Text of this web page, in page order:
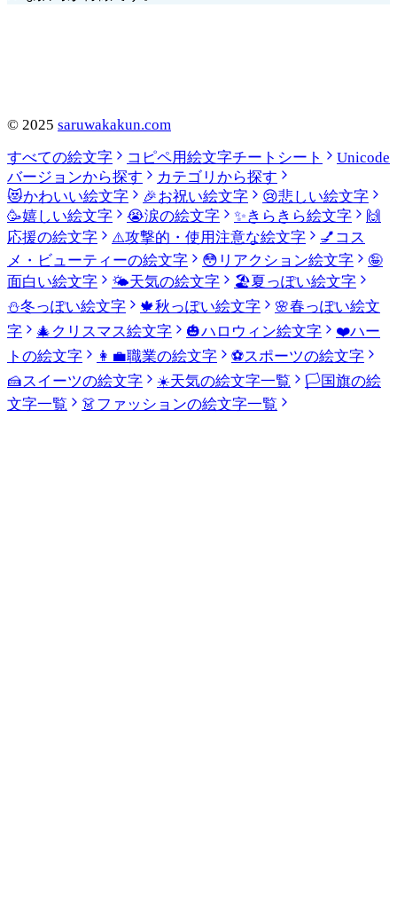
© 2025 saruwakakun.com
すべての絵文字
コピペ用絵文字チートシート
Unicode
バージョンから探す
カテゴリから探す
😻かわいい絵文字 🎉お祝い絵文字 😢悲しい絵文字
🥳嬉しい絵文字 😭涙の絵文字 ✨きらきら絵文字
🙌
応援の絵文字
⚠️攻撃的・使用注意な絵文字 💅 コス
メ・ビューティーの絵文字
😳 リアクション絵文字
🤪
面白い絵文字
🌤️天気の絵文字 🏖️夏っぽい絵文字
⛄冬っぽい絵文字 🍁秋っぽい絵文字 🌸春っぽい絵文
字
🎄 クリスマス絵文字 🎃ハロウィン絵文字 ❤️ハー
トの絵文字
👩‍💼職業の絵文字 ⚽スポーツの絵文字
🍰スイーツの絵文字 ☀️天気の絵文字一覧 🏳️国旗の絵
文字一覧
👗ファッションの絵文字一覧